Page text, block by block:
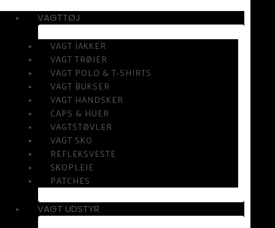
VAGTTØJ
VAGT JAKKER
VAGT TRØJER
VAGT POLO & T-SHIRTS
VAGT BUKSER
VAGT HANDSKER
CAPS & HUER
VAGTSTØVLER
VAGT SKO
REFLEKSVESTE
SKOPLEJE
PATCHES
VAGT UDSTYR